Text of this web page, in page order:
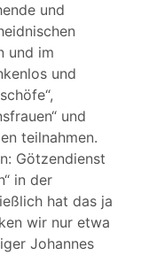
und
und im
und
und
teilnahmen.
Götzendienst
in der
hat das ja
wir nur etwa
Johannes